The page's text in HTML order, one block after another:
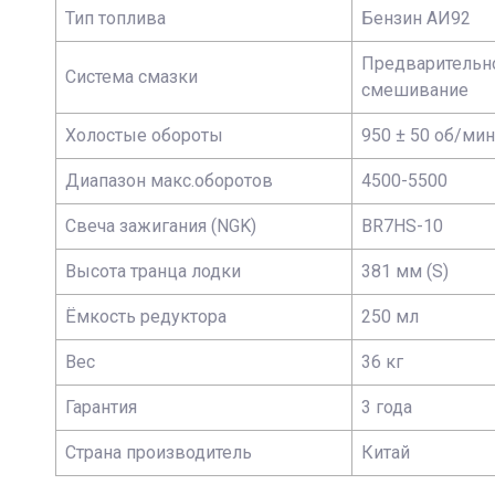
Тип топлива Бензин АИ92
Система смазки
смешивание
Холостые обороты 950 ± 50 об/мин
Диапазон макс.оборотов 4500-5500
Свеча зажигания (NGK) BR7HS-10
Высота транца лодки 381 мм (S)
Ёмкость редуктора 250 мл
Вес 36 кг
Гарантия 3 года
Страна производитель Китай